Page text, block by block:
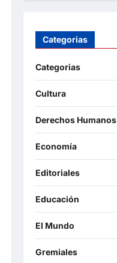
Categorias
Categorias
Cultura
Derechos Humanos
Economía
Editoriales
Educación
El Mundo
Gremiales